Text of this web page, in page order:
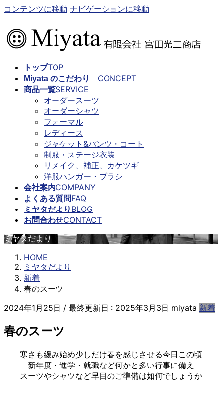
コンテンツに移動 ナビゲーションに移動
トップTOP
Miyata のこだわり CONCEPT
商品一覧SERVICE
オーダースーツ
オーダーシャツ
フォーマル
レディース
ジャケット&パンツ・コート
制服・ステージ衣装
リメイク、補正、カケツギ
洋服ハンガー・ブラシ
会社案内COMPANY
よくある質問FAQ
ミヤタだより BLOG
お問合わせCONTACT
ミヤタだより
HOME
ミヤタだより
新着
春のスーツ
2024年1月25日 / 最終更新日 : 2025年3月3日 miyata 新着
春のスーツ
寒さも緩み始め少しだけ春を感じさせる今日この頃
新年度・進学・就職など何かと多い行事に備え
スーツやシャツなど早目のご準備は如何でしょうか